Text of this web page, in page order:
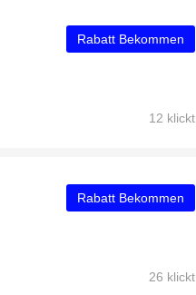
Rabatt Bekommen
12 klickt
Rabatt Bekommen
26 klickt